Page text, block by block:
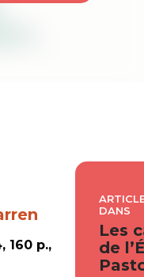
160 p.,
DANS
Les
de